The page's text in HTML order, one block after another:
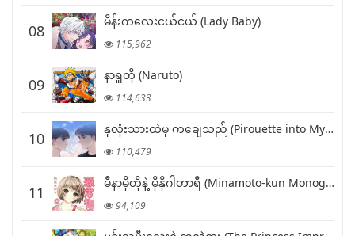
08
မိန်းကလေးငယ်ငယ် (Lady Baby)
115,962
09
နာရူတို (Naruto)
114,633
10
နှလုံးသားထဲမှ ကချေသည် (Pirouette into My Heart)
110,479
11
မီနာမိုတိုနဲ့ မိုနိုဂါတာရီ (Minamoto-kun Monogatari)
94,109